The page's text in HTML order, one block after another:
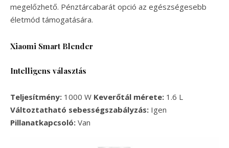
megelőzhető. Pénztárcabarát opció az egészségesebb
életmód támogatására.
Xiaomi Smart Blender
Intelligens választás
Teljesítmény: 1000 W Keverőtál mérete: 1.6 L
Változtatható sebességszabályzás: Igen
Pillanatkapcsoló: Van